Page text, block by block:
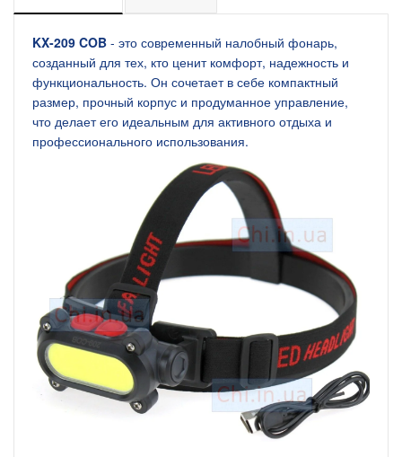
KX-209 COB - это современный налобный фонарь,
созданный для тех, кто ценит комфорт, надежность и
функциональность. Он сочетает в себе компактный
размер, прочный корпус и продуманное управление,
что делает его идеальным для активного отдыха и
профессионального использования.